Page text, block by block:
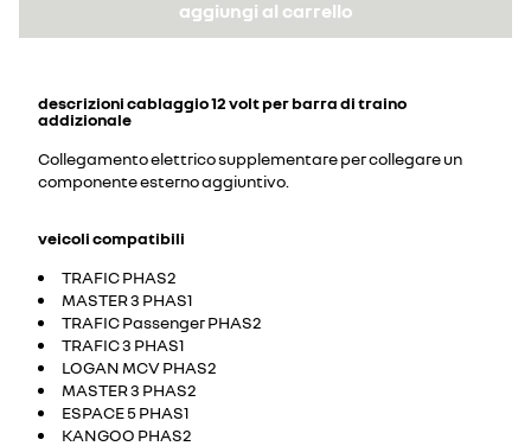
aggiungi al carrello
descrizionicablaggio 12 volt per barra di traino
addizionale
Collegamento elettrico supplementare per collegare un
componente esterno aggiuntivo.
veicoli compatibili
TRAFIC PHAS2
MASTER 3 PHAS1
TRAFIC Passenger PHAS2
TRAFIC 3 PHAS1
LOGAN MCV PHAS2
MASTER 3 PHAS2
ESPACE 5 PHAS1
KANGOO PHAS2